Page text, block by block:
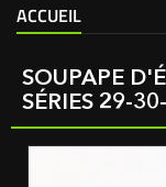
ACCUEIL
SOUPAPE
SÉRIES 29-